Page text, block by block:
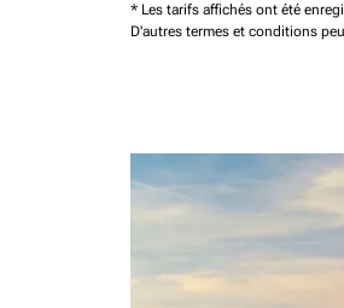
* Les tarifs affichés ont été
D'autres termes et conditions